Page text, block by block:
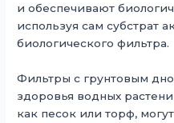
и обеспечивают
используя сам субстрат
биологического фильтра.
Фильтры с грунтовым
здоровья водных
как песок или торф,